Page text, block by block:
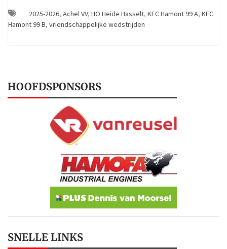
2025-2026, Achel VV, HO Heide Hasselt, KFC Hamont 99 A, KFC
Hamont 99 B, vriendschappelijke wedstrijden
HOOFDSPONSORS
SNELLE LINKS